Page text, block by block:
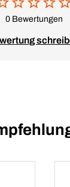
0 Bewertungen